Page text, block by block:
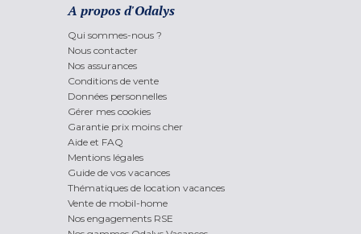
A propos d'Odalys
Qui sommes-nous ?
Nous contacter
Nos assurances
Conditions de vente
Données personnelles
Gérer mes cookies
Garantie prix moins cher
Aide et FAQ
Mentions légales
Guide de vos vacances
Thématiques de location vacances
Vente de mobil-home
Nos engagements RSE